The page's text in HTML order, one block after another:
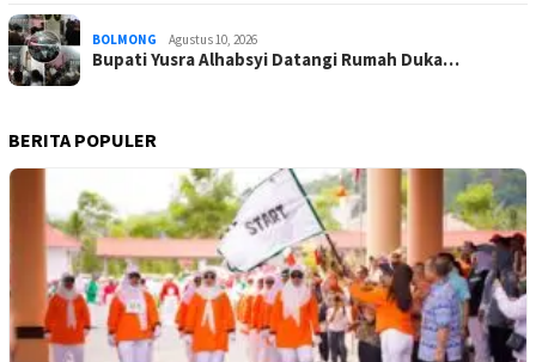
BOLMONG Agustus 10, 2026
Bupati Yusra Alhabsyi Datangi Rumah Duka…
BERITA POPULER